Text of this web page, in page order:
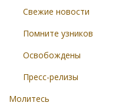
Свежие новости
Помните узников
Освобождены
Пресс-релизы
Молитесь